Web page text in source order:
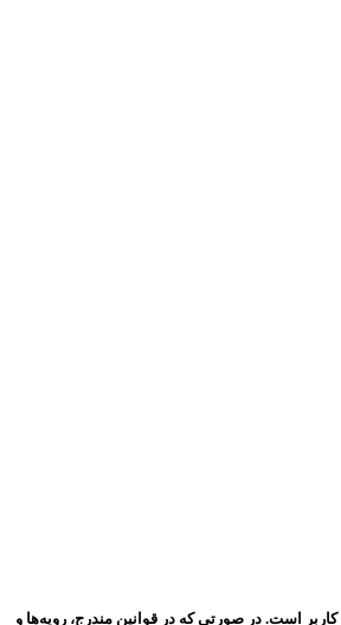
است. در صورتی که در قوانین مندرج، رویه‏‌ها و